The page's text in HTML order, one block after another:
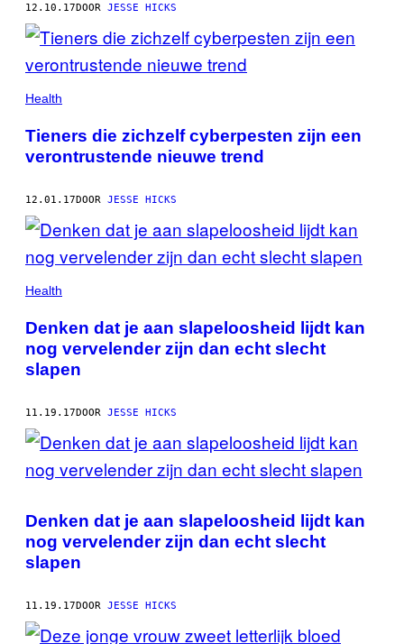
12.10.17DOOR JESSE HICKS
Health
Tieners die zichzelf cyberpesten zijn een
verontrustende nieuwe trend
12.01.17DOOR JESSE HICKS
Health
Denken dat je aan slapeloosheid lijdt kan
nog vervelender zijn dan echt slecht
slapen
11.19.17DOOR JESSE HICKS
Denken dat je aan slapeloosheid lijdt kan
nog vervelender zijn dan echt slecht
slapen
11.19.17DOOR JESSE HICKS